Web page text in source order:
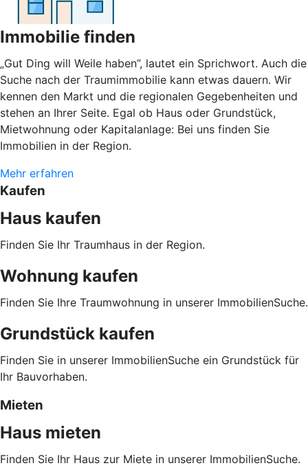
Immobilie finden
„Gut Ding will Weile haben”, lautet ein Sprichwort. Auch die
Suche nach der Traumimmobilie kann etwas dauern. Wir
kennen den Markt und die regionalen Gegebenheiten und
stehen an Ihrer Seite. Egal ob Haus oder Grundstück,
Mietwohnung oder Kapitalanlage: Bei uns finden Sie
Immobilien in der Region.
Mehr erfahren
Kaufen
Haus kaufen
Finden Sie Ihr Traumhaus in der Region.
Wohnung kaufen
Finden Sie Ihre Traumwohnung in unserer ImmobilienSuche.
Grundstück kaufen
Finden Sie in unserer ImmobilienSuche ein Grundstück für
Ihr Bauvorhaben.
Mieten
Haus mieten
Finden Sie Ihr Haus zur Miete in unserer ImmobilienSuche.